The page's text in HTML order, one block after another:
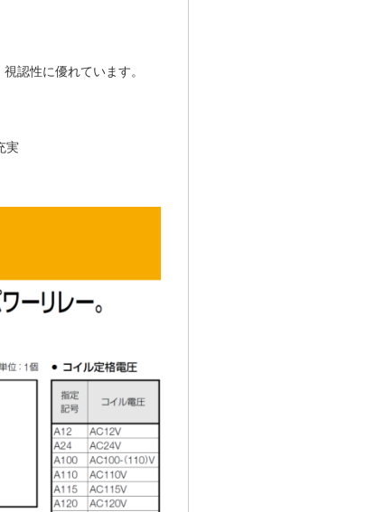
認性に優れています。
実